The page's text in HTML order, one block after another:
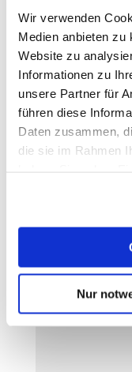
Wir verwenden
Medien anbieten zu
Website zu
Informationen zu
unsere Partner für
führen diese
Daten zusammen,
die sie im Rahmen
Erfahren Sie in
darüber, wer wir
und wie wir
Sie können Ihre
Nur